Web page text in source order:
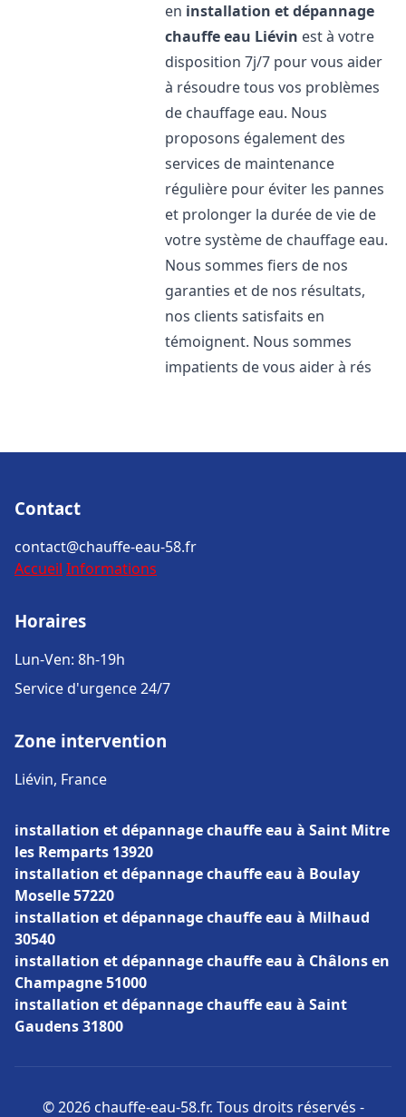
en installation et dépannage
chauffe eau Liévin est à votre
disposition 7j/7 pour vous aider
à résoudre tous vos problèmes
de chauffage eau. Nous
proposons également des
services de maintenance
régulière pour éviter les pannes
et prolonger la durée de vie de
votre système de chauffage eau.
Nous sommes fiers de nos
garanties et de nos résultats,
nos clients satisfaits en
témoignent. Nous sommes
impatients de vous aider à rés
Contact
contact@chauffe-eau-58.fr
Accueil Informations
Horaires
Lun-Ven: 8h-19h
Service d'urgence 24/7
Zone intervention
Liévin, France
installation et dépannage chauffe eau à Saint Mitre
les Remparts 13920
installation et dépannage chauffe eau à Boulay
Moselle 57220
installation et dépannage chauffe eau à Milhaud
30540
installation et dépannage chauffe eau à Châlons en
Champagne 51000
installation et dépannage chauffe eau à Saint
Gaudens 31800
© 2026 chauffe-eau-58.fr. Tous droits réservés -